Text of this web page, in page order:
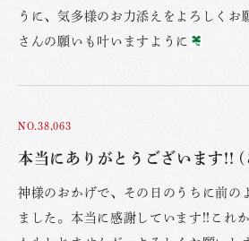
うに、気多様のお力添えをよろしくお
さんの願いも叶いますように
NO.38,063
本当にありがとうございます!!
神様のおかげで、その日のうちに前の
ました。本当に感謝しています!!これ